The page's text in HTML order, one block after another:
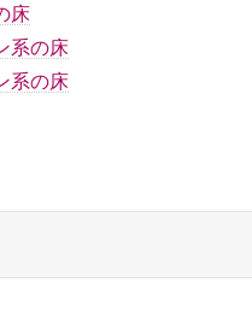
床
系の床
系の床